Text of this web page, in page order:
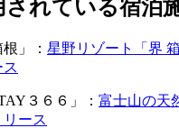
れている宿泊
」： 星野リゾート「界
３６６」： 富士山の天
ース